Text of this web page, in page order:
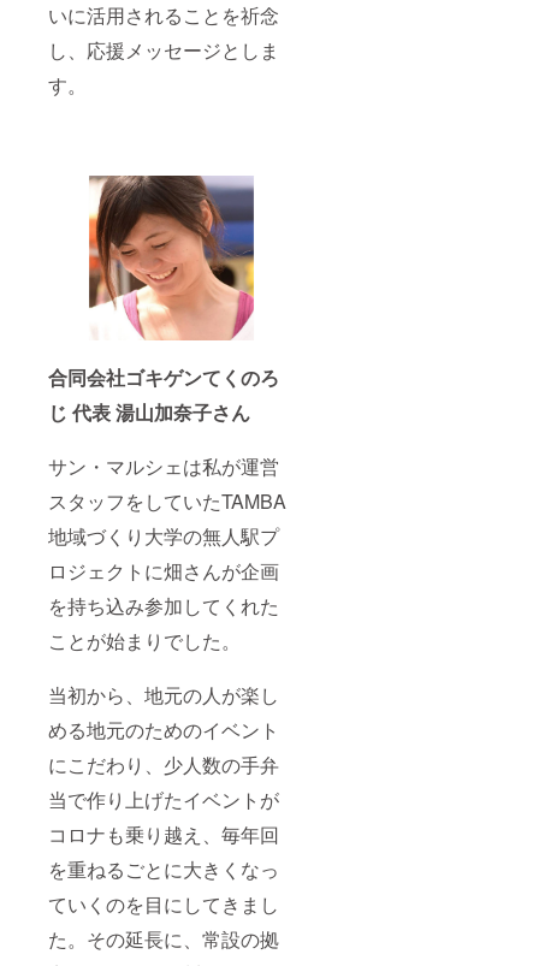
いに活用されることを祈念
し、応援メッセージとしま
す。
合同会社ゴキゲンてくのろ
じ 代表 湯山加奈子さん
サン・マルシェは私が運営
スタッフをしていたTAMBA
地域づくり大学の無人駅プ
ロジェクトに畑さんが企画
を持ち込み参加してくれた
ことが始まりでした。
当初から、地元の人が楽し
める地元のためのイベント
にこだわり、少人数の手弁
当で作り上げたイベントが
コロナも乗り越え、毎年回
を重ねるごとに大きくなっ
ていくのを目にしてきまし
た。その延長に、常設の拠